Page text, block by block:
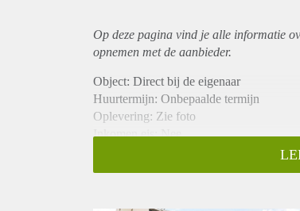
Op deze pagina vind je alle informatie
opnemen met de aanbieder.
Object: Direct bij de eigenaar
Huurtermijn: Onbepaalde termijn
Oplevering: Zie foto
Inkomen eis: Nee
Borg: 1 Maand